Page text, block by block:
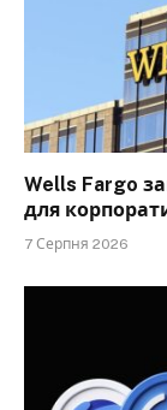
Wells Fargo
для
7 Серпня 2026